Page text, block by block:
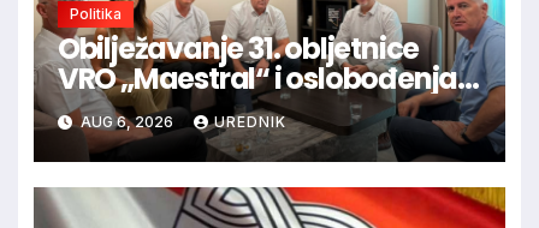
Politika
Obilježavanje 31. obljetnice
VRO „Maestral“ i oslobođenja
Jajca uz pokroviteljstvo HNS-a
BiHAUG 6, 2026 UREDNIK